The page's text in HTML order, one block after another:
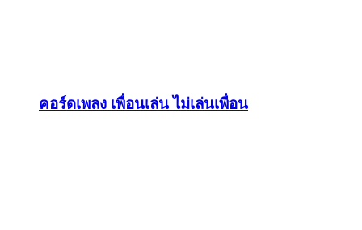
คอร์ดเพลง เพื่อนเล่น ไม่เล่นเพื่อน